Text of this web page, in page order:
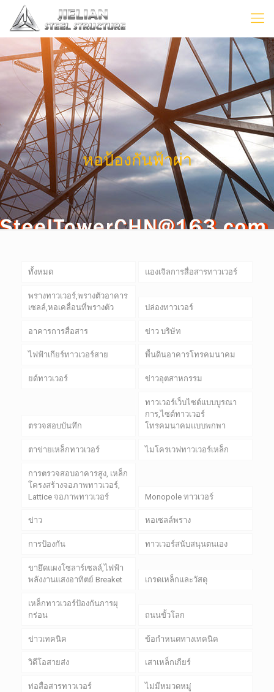
หอป้องกันฟ้าผ่า
ทั้งหมด แองเจิลการสื่อสารทาวเวอร์
พรางทาวเวอร์,พรางตัวอาคาร
เซลล์,หอเคลื่อนที่พรางตัว
ปล่องทาวเวอร์
อาคารการสื่อสาร ข่าว บริษัท
ไฟฟ้าเกียร์ทาวเวอร์สาย พื้นดินอาคารโทรคมนาคม
ยด์ทาวเวอร์ ข่าวอุตสาหกรรม
ตรวจสอบบันทึก
ทาวเวอร์เว็บไซต์แบบบูรณา
การ,ไซต์ทาวเวอร์
โทรคมนาคมแบบพกพา
ตาข่ายเหล็กทาวเวอร์ ไมโครเวฟทาวเวอร์เหล็ก
การตรวจสอบอาคารสูง, เหล็ก
โครงสร้างจอภาพทาวเวอร์,
Lattice จอภาพทาวเวอร์
Monopole ทาวเวอร์
ข่าว หอเซลล์พราง
การป้องกัน ทาวเวอร์สนับสนุนตนเอง
ขายึดแผงโซลาร์เซลล์,ไฟฟ้า
พลังงานแสงอาทิตย์ Breaket
เกรดเหล็กและวัสดุ
เหล็กทาวเวอร์ป้องกันการผุ
กร่อน
ถนนขั้วโลก
ข่าวเทคนิค ข้อกำหนดทางเทคนิค
วิดีโอสายส่ง เสาเหล็กเกียร์
ท่อสื่อสารทาวเวอร์ ไม่มีหมวดหมู่